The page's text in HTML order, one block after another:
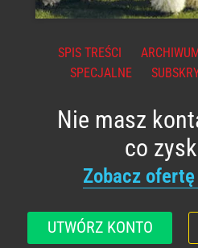
SPIS TREŚCI
SPECJALNE
Nie masz
co
Zobacz
UTWÓRZ KONTO